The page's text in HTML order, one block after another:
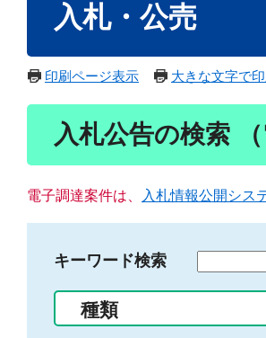
入札・公売
印刷ページ表示 大きな文字で
入札公告の検索
電子調達案件は、 入札情報公開シス
キーワード検索
る
種類